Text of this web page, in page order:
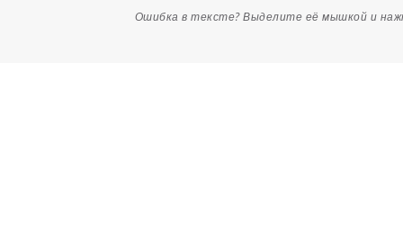
Ошибка в тексте? Выделите её мышкой и